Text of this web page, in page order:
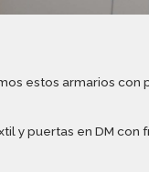
estos armarios con
y puertas en DM con